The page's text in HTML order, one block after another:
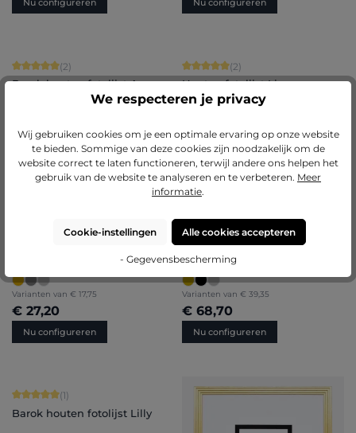
Nu configureren Nu configureren
Gemiddelde waardering van 5 van 5 sterren
(2)
Barok houten fotolijst Anna
Varianten van
€ 57,90
Nu configureren
Gemiddelde waardering van 5 van 5
(2)
Houten fotolijst Liv
Varianten van € 18,30
€ 30,15
Nu configureren
Gemiddelde waardering van 5 van 5 sterren
(2)
Varianten van € 17,75
€ 27,20
Nu configureren
Gemiddelde waardering van 4.75
(4)
Barok houten fotolijst
Valentina
Varianten van € 39,35
€ 68,70
Nu configureren
Gemiddelde waardering van 5 van 5 sterren
(1)
Barok houten fotolijst Lilly
We respecteren je privacy
Wij gebruiken cookies om je een optimale ervaring op onze website
te bieden. Sommige van deze cookies zijn noodzakelijk om de
website correct te laten functioneren, terwijl andere ons helpen het
gebruik van de website te analyseren en te verbeteren. Meer
informatie.
Cookie-instellingen Alle cookies accepteren
- Gegevensbescherming